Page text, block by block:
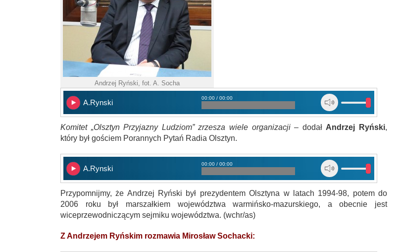
Andrzej Ryński, fot. A. Socha
A.Rynski
00:00 / 00:00
Komitet „Olsztyn Przyjazny Ludziom” zrzesza wiele organizacji– dodał Andrzej Ryński,
który był gościem Porannych Pytań Radia Olsztyn.
A.Rynski
00:00 / 00:00
Przypomnijmy, że Andrzej Ryński był prezydentem Olsztyna w latach 1994-98, potem do
2006 roku był marszałkiem województwa warmińsko-mazurskiego, a obecnie jest
wiceprzewodniczącym sejmiku województwa. (wchr/as)
Z Andrzejem Ryńskim rozmawia Mirosław Sochacki: